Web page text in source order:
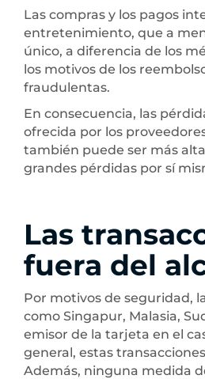
Las compras y los pagos
entretenimiento, que a
único, a diferencia de los
los motivos de los
fraudulentas.
En consecuencia, las
ofrecida por los
también puede ser más
grandes pérdidas por sí
Las
fuera del
Por motivos de seguridad,
como Singapur, Malasia,
emisor de la tarjeta en el
general, estas
Además, ninguna medida